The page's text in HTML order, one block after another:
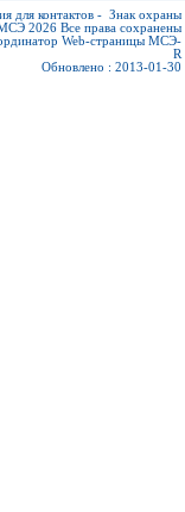
для контактов - Знак охраны
МСЭ 2026 Все права сохранены
Web-страницы МСЭ-
R
Обновлено : 2013-01-30